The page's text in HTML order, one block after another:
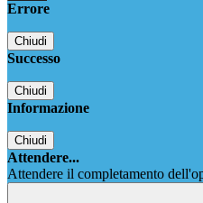
Errore
Chiudi
Successo
Chiudi
Informazione
Chiudi
Attendere...
Attendere il completamento